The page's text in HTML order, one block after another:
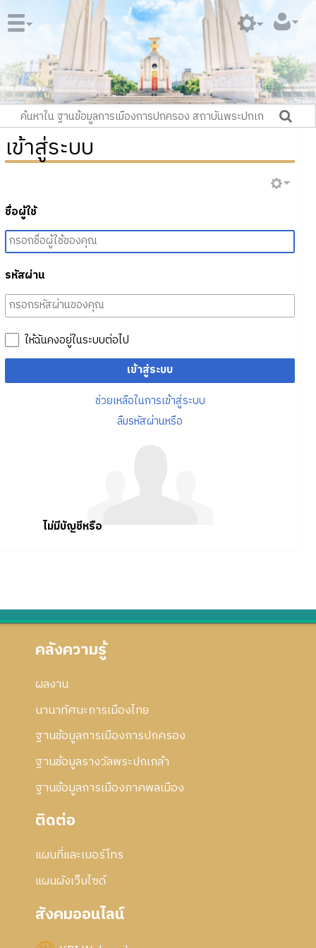
เข้าสู่ระบบ
ชื่อผู้ใช้
รหัสผ่าน
ให้ฉันคงอยู่ในระบบต่อไป
เข้าสู่ระบบ
ช่วยเหลือในการเข้าสู่ระบบ
ลืมรหัสผ่านหรือ
ไม่มีบัญชีหรือ
คลังความรู้
ผลงาน
นานาทัศนะการเมืองไทย
ฐานข้อมูลการเมืองการปกครอง
ฐานข้อมูลรางวัลพระปกเกล้า
ฐานข้อมูลการเมืองภาคพลเมือง
ติดต่อ
แผนที่และเบอร์โทร
แผนผังเว็บไซด์
สังคมออนไลน์